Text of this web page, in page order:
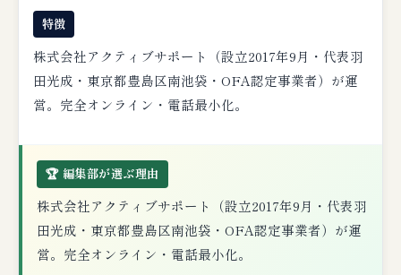
特徴
株式会社アクティブサポート（設立2017年9月・代表羽
田光成・東京都豊島区南池袋・OFA認定事業者）が運
営。完全オンライン・電話最小化。
🏆 編集部が選ぶ理由
株式会社アクティブサポート（設立2017年9月・代表羽
田光成・東京都豊島区南池袋・OFA認定事業者）が運
営。完全オンライン・電話最小化。